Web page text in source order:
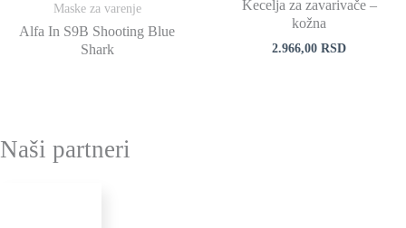
Maske za varenje
Alfa In S9B Shooting Blue
Shark
Kecelja za zavarivače –
kožna
2.966,00 RSD
Naši partneri